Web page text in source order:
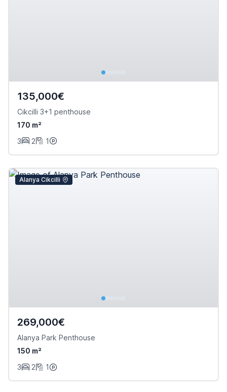
135,000€
Cikcilli 3+1 penthouse
170 m²
3
2 1
Alanya Cikcilli
269,000€
Alanya Park Penthouse
150 m²
3
2 1